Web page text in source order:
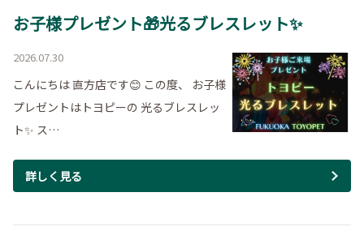
お子様プレゼント🎁光るブレスレット✨
2026.07.30
こんにちは 直方店です😊 この度、 お子様
プレゼントはトヨピーの 光るブレスレッ
ト✨ ス…
詳しく見る